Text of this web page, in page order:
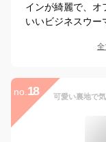
インが綺麗で、オ
いいビジネスウー
全
no. 18